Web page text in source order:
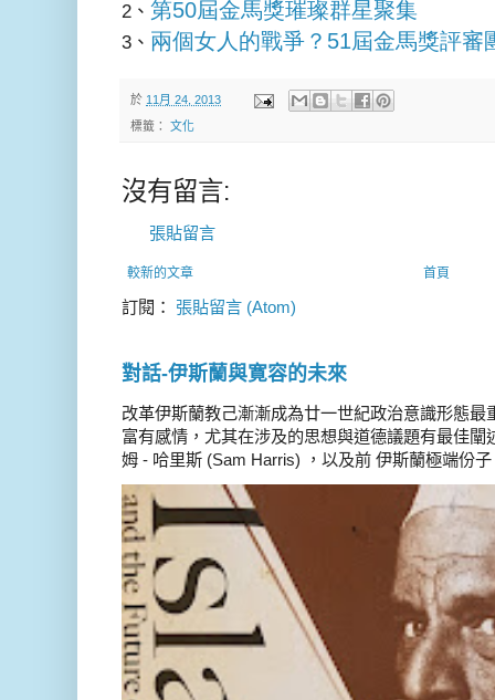
2、 第50屆金馬獎璀璨群星聚集
3、 兩個女人 的戰爭？ 51屆金馬獎評審
於 11月 24, 2013
標籤： 文化
沒有留言:
張貼留言
較新的文章 首頁
訂閱： 張貼留言 (Atom)
對話-伊斯蘭與寛容的未來
改革伊斯蘭教己漸漸成為廿一世紀政治意識形態
富有感情，尤其在涉及的思想與道德議題有最佳
姆 - 哈里斯 (Sam Harris) ，以及前 伊斯蘭極端份